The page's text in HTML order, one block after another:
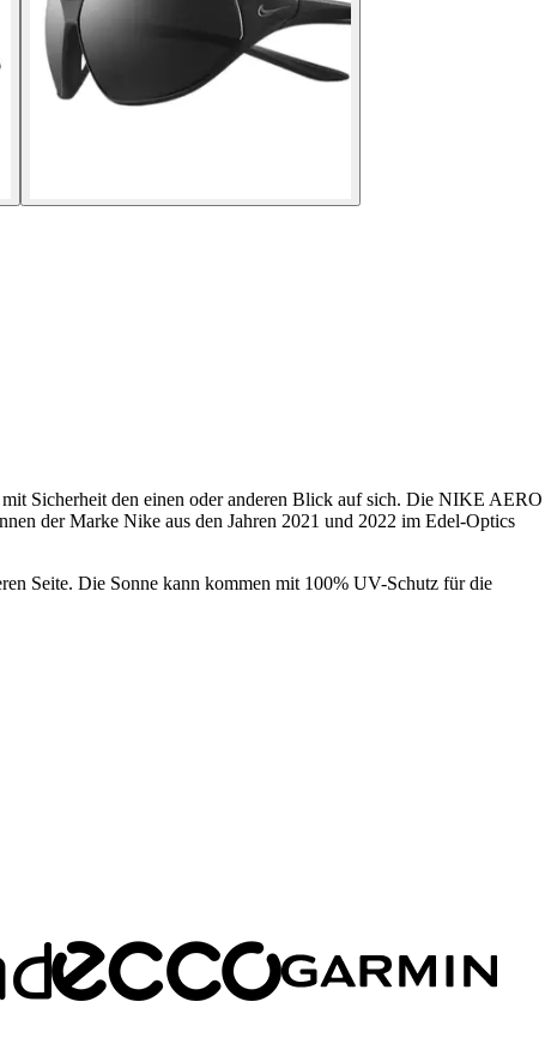
Sicherheit den einen oder anderen Blick auf sich. Die NIKE AERO
der Marke Nike aus den Jahren 2021 und 2022 im Edel-Optics
Seite. Die Sonne kann kommen mit 100% UV-Schutz für die